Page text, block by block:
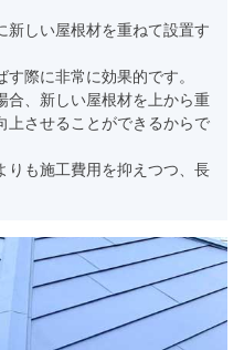
新しい屋根材を重ねて設置す
す際に非常に効果的です。
合、新しい屋根材を上から重
上させることができるからで
りも施工費用を抑えつつ、長